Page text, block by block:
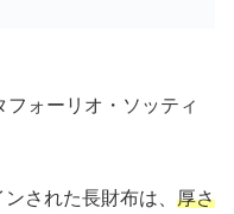
ォーリオ・ソッティ
された長財布は、 厚さ